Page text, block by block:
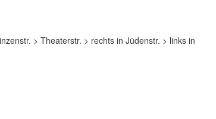
> Theaterstr. > rechts in Jüdenstr. > links in